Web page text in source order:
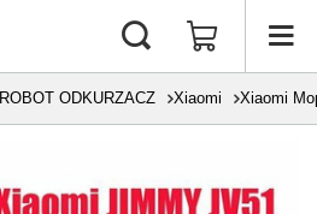
ROBOT ODKURZACZ Xiaomi Xiaomi